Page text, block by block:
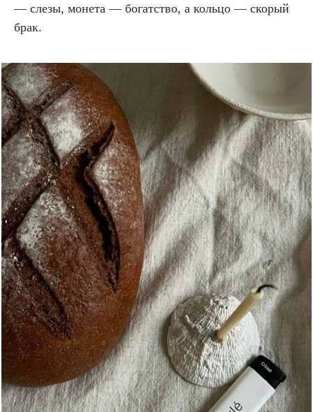
— слезы, монета — богатство, а кольцо — скорый
брак.